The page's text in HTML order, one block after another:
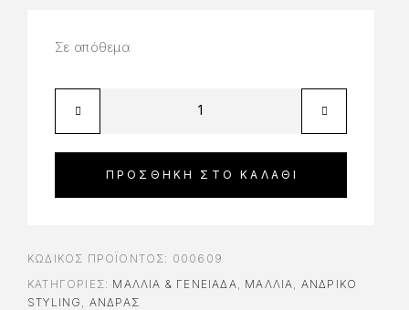
Σε απόθεμα
ΠΡΟΣΘΉΚΗ ΣΤΟ ΚΑΛΆΘΙ
ΚΩΔΙΚΌΣ ΠΡΟΪΌΝΤΟΣ: 000609
ΚΑΤΗΓΟΡΊΕΣ: ΜΑΛΛΙΆ & ΓΕΝΕΙΆΔΑ ΜΑΛΛΙΑ
ΑΝΔΡΙΚΌ
STYLING
ΆΝΔΡΑΣ